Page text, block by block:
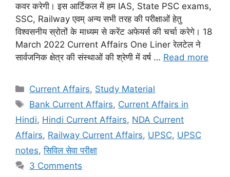
कवर करेगी। इस आर्टिकल में हम IAS, State PSC exams,
SSC, Railway एवम् अन्य सभी तरह की परीक्षाओं हेतु
विश्वसनीय स्रोतों के माध्यम से करेंट अफेयर्स की चर्चा करेगे। 18
March 2022 Current Affairs One Liner रेलटेल ने
सार्वजनिक क्षेत्र की संस्थाओं की श्रेणी में वर्ष … Read more
Categories
Current Affairs, Study Material
Tags
Bank Current Affairs, Current Affairs in
Hindi, Hindi Current Affairs, NDA Current
Affairs, Railway Current Affairs, UPSC, UPSC
notes,सिविल सेवा परीक्षा
3 Comments